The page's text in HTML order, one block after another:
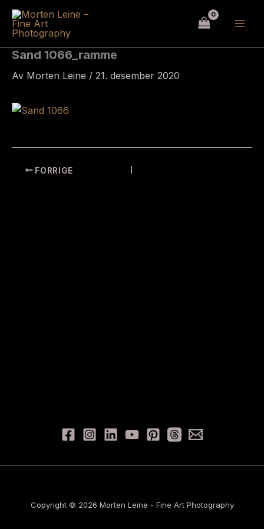
Hopp
rett
innholdet
Sand 1066_ramme
Av Morten Leine / 21. desember 2020
FORRIGE
Copyright © 2026 Morten Leine - Fine Art Photography